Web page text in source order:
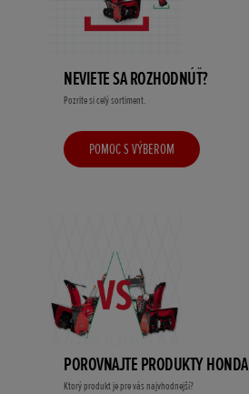
NEVIETE SA ROZHODNÚŤ?
Pozrite si celý sortiment.
POMOC S VÝBEROM
POROVNAJTE PRODUKTY HONDA
Ktorý produkt je pre vás najvhodnejší?